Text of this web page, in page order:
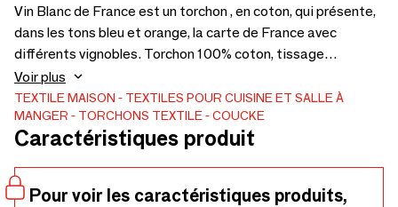
Vin Blanc de France est un torchon , en coton, qui présente,
dans les tons bleu et orange, la carte de France avec
différents vignobles. Torchon 100% coton, tissage
jacquard. Torchon lavable en machine à 60°C. Couleurs bleu
et orange. Taille 50 × 75 cm.
Voir plus
TEXTILE MAISON
TEXTILES POUR CUISINE ET SALLE À
MANGER
TORCHONS TEXTILE COUCKE
Caractéristiques produit
Pour voir les caractéristiques produits,